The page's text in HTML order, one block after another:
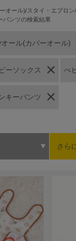
オール)/スタイ・エプロ
パンツの検索結果
ール(カバーオール)
ーソックス べ
キーパンツ
さら